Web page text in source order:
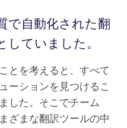
で自動化された翻
していました。
とを考えると、すべて
ーションを見つけるこ
した。そこでチーム
ざまな翻訳ツールの中